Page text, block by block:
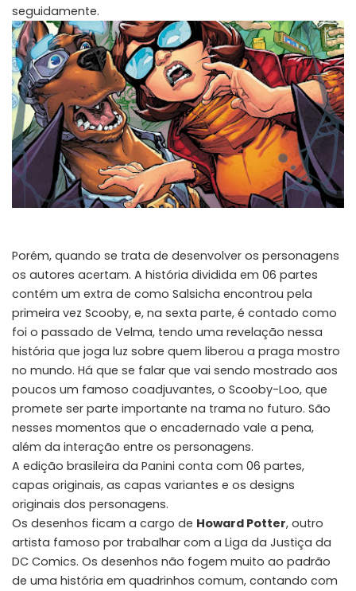
seguidamente.
Porém, quando se trata de desenvolver os personagens
os autores acertam. A história dividida em 06 partes
contém um extra de como Salsicha encontrou pela
primeira vez Scooby, e, na sexta parte, é contado como
foi o passado de Velma, tendo uma revelação nessa
história que joga luz sobre quem liberou a praga mostro
no mundo. Há que se falar que vai sendo mostrado aos
poucos um famoso coadjuvantes, o Scooby-Loo, que
promete ser parte importante na trama no futuro. São
nesses momentos que o encadernado vale a pena,
além da interação entre os personagens.
A edição brasileira da Panini conta com 06 partes,
capas originais, as capas variantes e os designs
originais dos personagens.
Os desenhos ficam a cargo de Howard Potter, outro
artista famoso por trabalhar com a Liga da Justiça da
DC Comics. Os desenhos não fogem muito ao padrão
de uma história em quadrinhos comum, contando com